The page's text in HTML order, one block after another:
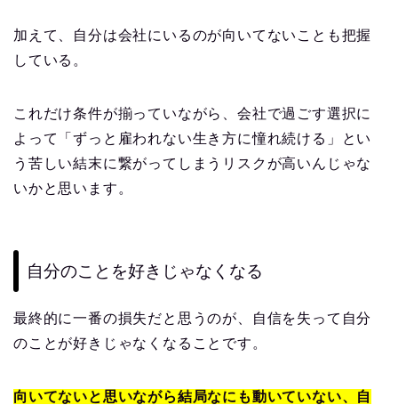
加えて、自分は会社にいるのが向いてないことも把握
している。
これだけ条件が揃っていながら、会社で過ごす選択に
よって「ずっと雇われない生き方に憧れ続ける」とい
う苦しい結末に繋がってしまうリスクが高いんじゃな
いかと思います。
自分のことを好きじゃなくなる
最終的に一番の損失だと思うのが、自信を失って自分
のことが好きじゃなくなることです。
向いてないと思いながら結局なにも動いていない、自